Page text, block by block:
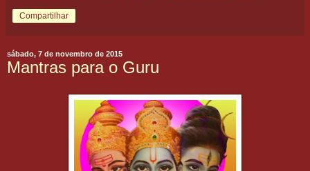
Compartilhar
sábado, 7 de novembro de 2015
Mantras para o Guru